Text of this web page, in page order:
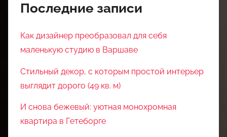
Последние записи
Как дизайнер преобразовал для себя
маленькую студию в Варшаве
Стильный декор, с которым простой интерьер
выглядит дорого (49 кв. м)
И снова бежевый: уютная монохромная
квартира в Гетеборге